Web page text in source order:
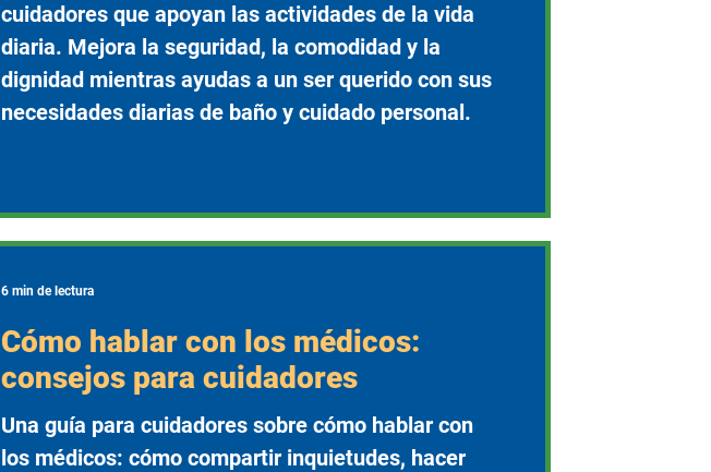
cuidadores que apoyan las actividades de la vida
diaria. Mejora la seguridad, la comodidad y la
dignidad mientras ayudas a un ser querido con sus
necesidades diarias de baño y cuidado personal.
Cómo hablar con los médicos:
consejos para cuidadores
Una guía para cuidadores sobre cómo hablar con
los médicos: cómo compartir inquietudes, hacer
6 min de lectura